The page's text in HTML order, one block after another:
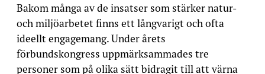
Bakom många av de insatser som stärker natur-
och miljöarbetet finns ett långvarigt och ofta
ideellt engagemang. Under årets
förbundskongress uppmärksammades tre
personer som på olika sätt bidragit till att värna